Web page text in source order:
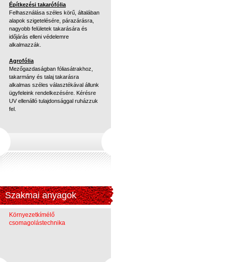
Építkezési takarófólia
Felhasználása széles körű, általában
alapok szigetelésére, párazárásra,
nagyobb felületek takarására és
időjárás elleni védelemre
alkalmazzák.
Agrofólia
Mezőgazdaságban fóliasátrakhoz,
takarmány és talaj takarásra
alkalmas széles választékával állunk
ügyfeleink rendelkezésére. Kérésre
UV ellenálló tulajdonsággal ruházzuk
fel.
Szakmai anyagok
Környezetkímélő
csomagolástechnika